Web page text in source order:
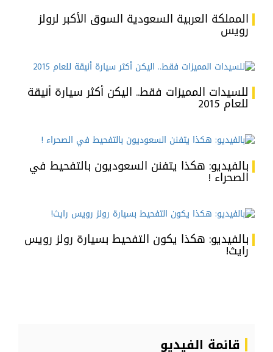
المملكة العربية السعودية السوق الأكبر لرولز
رويس
للسيدات المميزات فقط.. اليكن أكثر سيارة أنيقة
للعام 2015
بالفيديو: هكذا يتفنن السعوديون بالتفحيط في
الصحراء !
بالفيديو: هكذا يكون التفحيط بسيارة رولز رويس
رايث!
قائمة الفيديو